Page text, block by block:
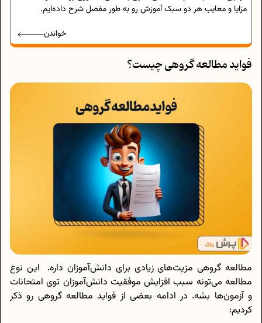
مزایا و معایب هر دو سبک آموزش رو به طور مفصل شرح داده‌ایم.
خواندن
فواید مطالعه گروهی چیست؟
مطالعه گروهی مزیت‌های زیادی برای دانش‌آموزان داره. این نوع
مطالعه می‌تونه سبب افزایش موفقیت دانش‌آموزان توی امتحانات
و آزمون‌ها بشه. در ادامه بعضی از فواید مطالعه گروهی رو ذکر
کردیم: